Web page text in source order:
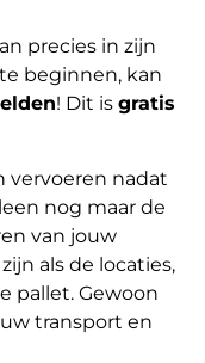
precies in zijn
beginnen, kan
! Dit is gratis
vervoeren nadat
nog maar de
van jouw
als de locaties,
pallet. Gewoon
transport en